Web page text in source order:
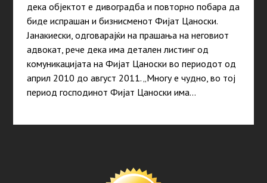
дека објектот е дивоградба и повторно побара да
биде испрашан и бизнисменот Фијат Цаноски.
Јанакиески, одговарајќи на прашања на неговиот
адвокат, рече дека има детален листинг од
комуникацијата на Фијат Цаноски во периодот од
април 2010 до август 2011. „Многу е чудно, во тој
период господинот Фијат Цаноски има…